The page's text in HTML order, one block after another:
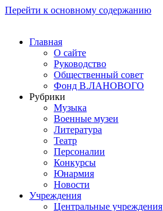
Перейти к основному содержанию
Главная
О сайте
Руководство
Общественный совет
Фонд В.ЛАНОВОГО
Рубрики
Музыка
Военные музеи
Литература
Театр
Персоналии
Конкурсы
Юнармия
Новости
Учреждения
Центральные учреждения